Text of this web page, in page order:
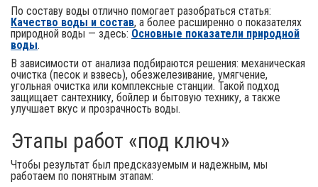
По составу воды отлично помогает разобраться статья:
Качество воды и состав, а более расширенно о показателях
природной воды — здесь: Основные показатели природной
воды.
В зависимости от анализа подбираются решения: механическая
очистка (песок и взвесь), обезжелезивание, умягчение,
угольная очистка или комплексные станции. Такой подход
защищает сантехнику, бойлер и бытовую технику, а также
улучшает вкус и прозрачность воды.
Этапы работ «под ключ»
Чтобы результат был предсказуемым и надежным, мы
работаем по понятным этапам: